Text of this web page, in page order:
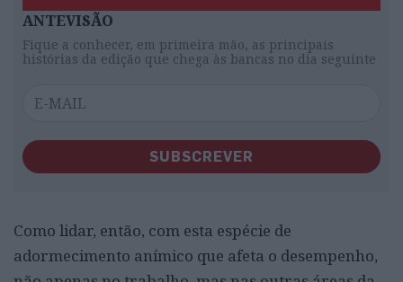
ANTEVISÃO
Fique a conhecer, em primeira mão, as principais
histórias da edição que chega às bancas no dia seguinte
SUBSCREVER
Como lidar, então, com esta espécie de
adormecimento anímico que afeta o desempenho,